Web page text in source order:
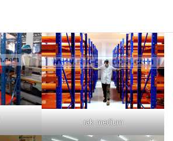
rak medium